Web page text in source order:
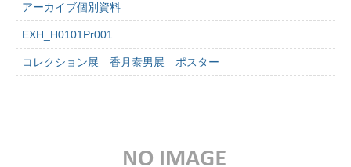
アーカイブ個別資料
EXH_H0101Pr001
コレクション展 香月泰男展 ポスター